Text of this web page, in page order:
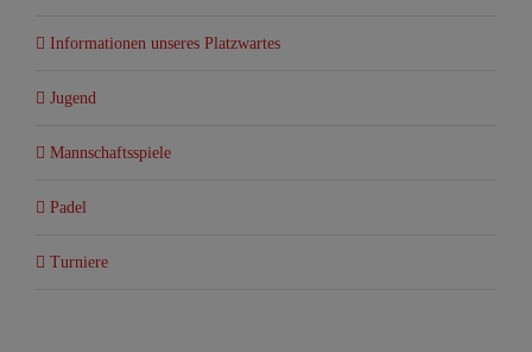
Informationen unseres Platzwartes
Jugend
Mannschaftsspiele
Padel
Turniere